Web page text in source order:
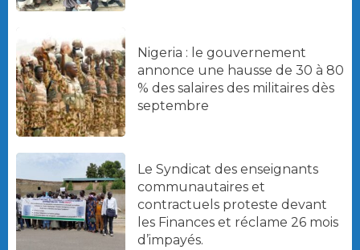
Nigeria : le gouvernement
annonce une hausse de 30 à 80
% des salaires des militaires dès
septembre
Le Syndicat des enseignants
communautaires et
contractuels proteste devant
les Finances et réclame 26 mois
d’impayés.